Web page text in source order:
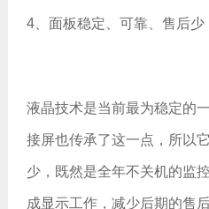
4、面板稳定、可靠、售后少
液晶技术是当前最为稳定的
接屏也传承了这一点，所以
少，既然是全年不关机的监
成显示工作，减少后期的售后